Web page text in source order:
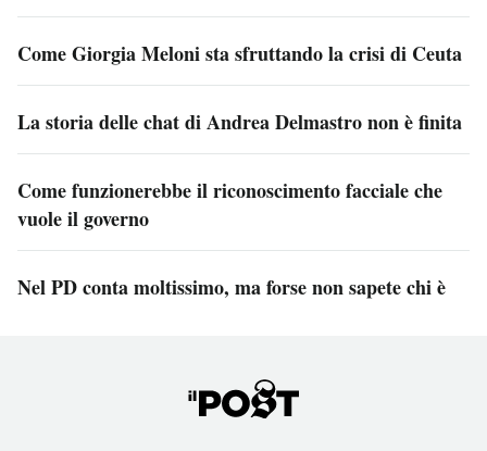
Come Giorgia Meloni sta sfruttando la crisi di Ceuta
La storia delle chat di Andrea Delmastro non è finita
Come funzionerebbe il riconoscimento facciale che
vuole il governo
Nel PD conta moltissimo, ma forse non sapete chi è